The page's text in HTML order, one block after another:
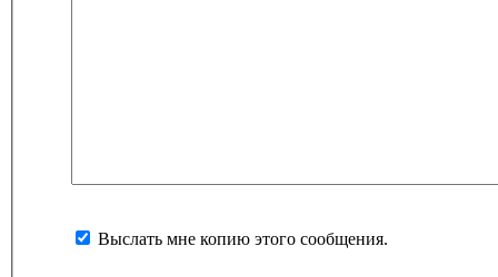
Выслать мне копию этого сообщения.